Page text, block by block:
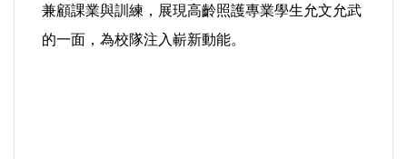
兼顧課業與訓練，展現高齡照護專業學生允文允武
的一面，為校隊注入嶄新動能。